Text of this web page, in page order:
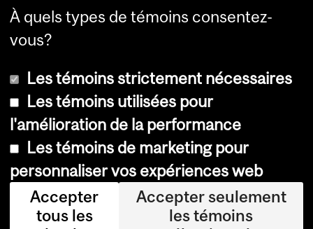
© Université McGill, 2026
Accessibilité
Avis sur les témoins
Paramètres des témoins
À quels types de témoins consentez-
vous?
Les témoins strictement nécessaires
Les témoins utilisées pour
l'amélioration de la performance
Les témoins de marketing pour
personnaliser vos expériences web
Accepter
tous les
Accepter seulement
les témoins